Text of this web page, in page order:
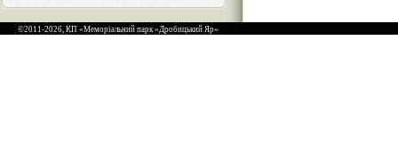
©2011-2026, КП «Меморіальний парк «Дробицький Яр»